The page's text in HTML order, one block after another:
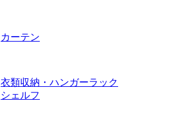
カーテン
衣類収納・ハンガーラック
シェルフ